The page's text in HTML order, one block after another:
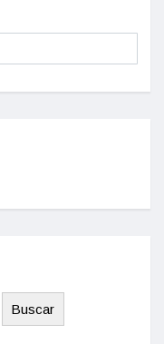
Buscar